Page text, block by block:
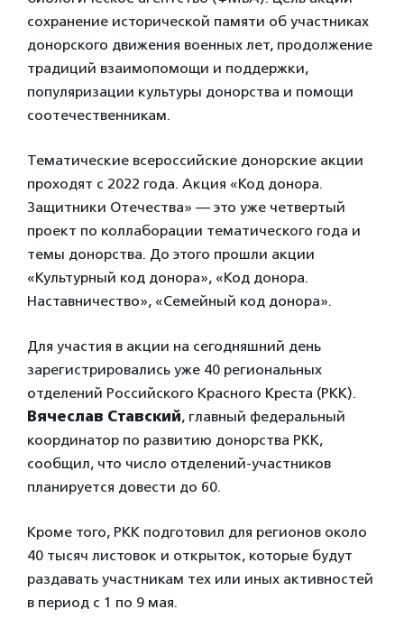
сохранение исторической памяти об участниках
донорского движения военных лет, продолжение
традиций взаимопомощи и поддержки,
популяризации культуры донорства и помощи
соотечественникам.
Тематические всероссийские донорские акции
проходят с 2022 года. Акция «Код донора.
Защитники Отечества» — это уже четвертый
проект по коллаборации тематического года и
темы донорства. До этого прошли акции
«Культурный код донора», «Код донора.
Наставничество», «Семейный код донора».
Для участия в акции на сегодняшний день
зарегистрировались уже 40 региональных
отделений Российского Красного Креста (РКК).
Вячеслав Ставский, главный федеральный
координатор по развитию донорства РКК,
сообщил, что число отделений-участников
планируется довести до 60.
Кроме того, РКК подготовил для регионов около
40 тысяч листовок и открыток, которые будут
раздавать участникам тех или иных активностей
в период с 1 по 9 мая.